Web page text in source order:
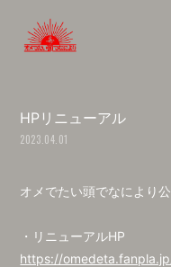
N
ログイン
HPリニューアル
2023.04.01
オメでたい頭でなにより
・リニューアルHP
https://